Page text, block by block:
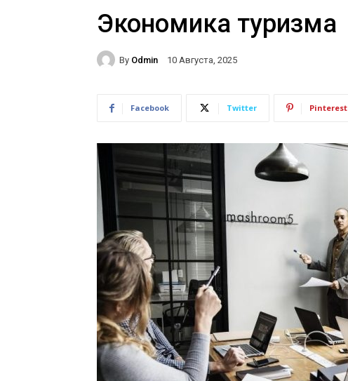
Экономика туризма
By Odmin 10 Августа, 2025
Facebook Twitter Pinterest